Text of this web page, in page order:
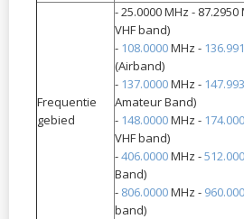
Frequentie
gebied
- 25.0000 MHz - 87.2950
VHF band)
- 108.0000MHz -
(Airband)
- 137.0000MHz -
Amateur Band)
- 148.0000MHz -
VHF band)
-406.0000MHz -
Band)
- 806.0000MHz -
band)